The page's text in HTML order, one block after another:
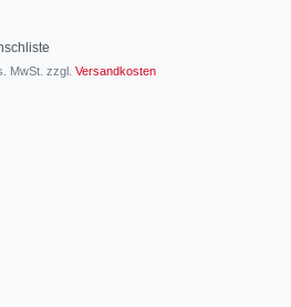
MwSt. zzgl. Versandkosten